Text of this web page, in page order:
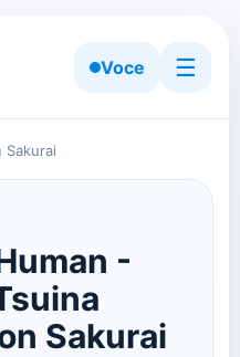
Voce ☰
Sakurai
-
Sakurai